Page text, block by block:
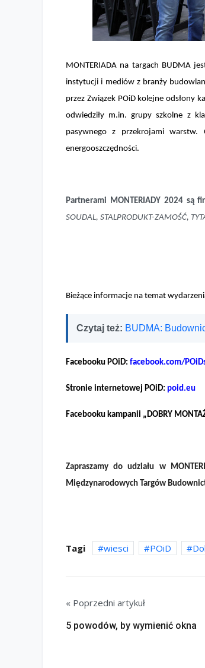
MONTERIADA na targach BUDMA
instytucji i mediów z branży
przez Związek POiD kolejne odsłony
odwiedziły m.in. grupy szkolne z
pasywnego z przekrojami warstw.
energooszczędności.
Partnerami MONTERIADY 2024 są
SOUDAL, STALPRODUKT-ZAMOŚĆ,
Bieżące informacje na temat
Czytaj też: BUDMA:
Facebooku POiD: facebook.com/
Stronie internetowej POiD: poid.eu
Facebooku kampanii „DOBRY
Zapraszamy do udziału w
Międzynarodowych Targów
Tagi wiesci POiD
« Poprzedni artykuł
5 powodów, by wymienić okna